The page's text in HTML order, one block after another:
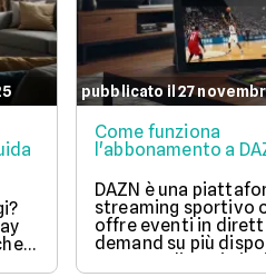
pubblicato il 27
Come funziona
l'abbonamento a
DAZN è una
streaming sportivo
offre eventi in
demand su più
Propone diversi